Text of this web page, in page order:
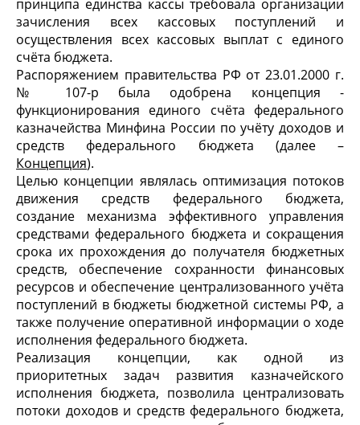
принципа единства кассы требовала организации
зачисления всех кассовых поступлений и
осуществления всех кассовых выплат с единого
счёта бюджета.
Распоряжением правительства РФ от 23.01.2000 г.
№ 107-р была одобрена концепция -
функционирования единого счёта федерального
казначейства Минфина России по учёту доходов и
средств федерального бюджета (далее –
Концепция).
Целью концепции являлась оптимизация потоков
движения средств федерального бюджета,
создание механизма эффективного управления
средствами федерального бюджета и сокращения
срока их прохождения до получателя бюджетных
средств, обеспечение сохранности финансовых
ресурсов и обеспечение централизованного учёта
поступлений в бюджеты бюджетной системы РФ, а
также получение оперативной информации о ходе
исполнения федерального бюджета.
Реализация концепции, как одной из
приоритетных задач развития казначейского
исполнения бюджета, позволила централизовать
потоки доходов и средств федерального бюджета,